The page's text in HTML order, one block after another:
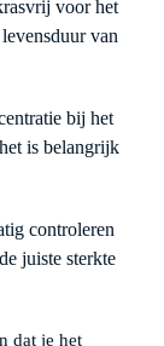
voor het
van
bij het
is belangrijk
controleren
juiste sterkte
dat je het